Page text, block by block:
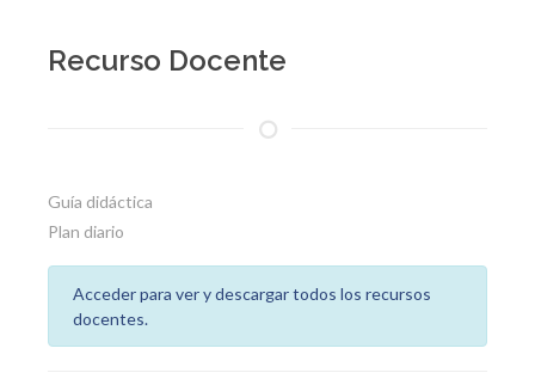
Recurso Docente
Guía didáctica
Plan diario
Acceder para ver y descargar todos los recursos
docentes.